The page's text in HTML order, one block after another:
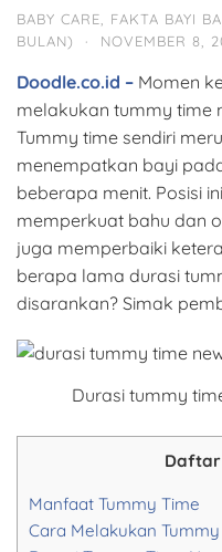
BABY CARE FAKTA BAYI
BULAN)
· NOVEMBER 8,
Doodle.co.id – Momen
melakukan tummy time
Tummy time sendiri
menempatkan bayi
beberapa menit. Posisi
memperkuat bahu dan
juga memperbaiki
berapa lama durasi
disarankan? Simak
Durasi tummy
Daftar
Manfaat Tummy Time
Cara Melakukan